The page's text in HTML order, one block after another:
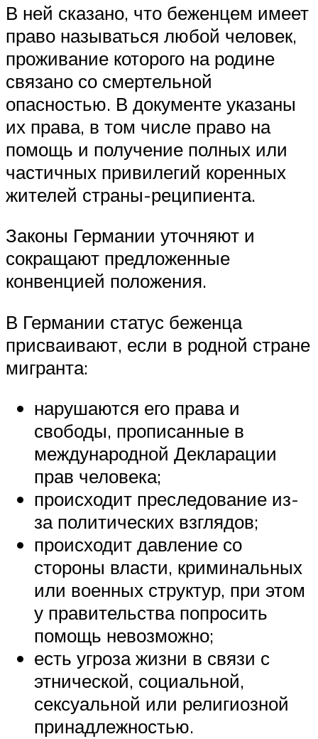
В ней сказано, что беженцем имеет
право называться любой человек,
проживание которого на родине
связано со смертельной
опасностью. В документе указаны
их права, в том числе право на
помощь и получение полных или
частичных привилегий коренных
жителей страны-реципиента.
Законы Германии уточняют и
сокращают предложенные
конвенцией положения.
В Германии статус беженца
присваивают, если в родной стране
мигранта:
нарушаются его права и
свободы, прописанные в
международной Декларации
прав человека;
происходит преследование из-
за политических взглядов;
происходит давление со
стороны власти, криминальных
или военных структур, при этом
у правительства попросить
помощь невозможно;
есть угроза жизни в связи с
этнической, социальной,
сексуальной или религиозной
принадлежностью.